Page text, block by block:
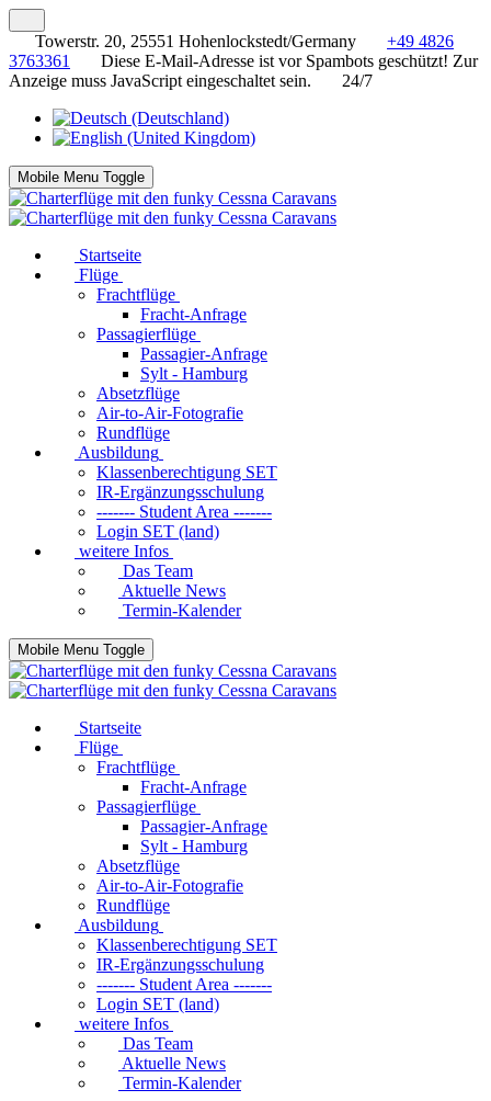
Towerstr. 20, 25551 Hohenlockstedt/Germany
+49 4826
3763361
Diese E-Mail-Adresse ist vor Spambots geschützt! Zur
Anzeige muss JavaScript eingeschaltet sein.
24/7
Mobile Menu Toggle
Startseite
Flüge
Frachtflüge
Fracht-Anfrage
Passagierflüge
Passagier-Anfrage
Sylt - Hamburg
Absetzflüge
Air-to-Air-Fotografie
Rundflüge
Ausbildung
Klassenberechtigung SET
IR-Ergänzungsschulung
------- Student Area -------
Login SET (land)
weitere Infos
Das Team
Aktuelle News
Termin-Kalender
Mobile Menu Toggle
Startseite
Flüge
Frachtflüge
Fracht-Anfrage
Passagierflüge
Passagier-Anfrage
Sylt - Hamburg
Absetzflüge
Air-to-Air-Fotografie
Rundflüge
Ausbildung
Klassenberechtigung SET
IR-Ergänzungsschulung
------- Student Area -------
Login SET (land)
weitere Infos
Das Team
Aktuelle News
Termin-Kalender